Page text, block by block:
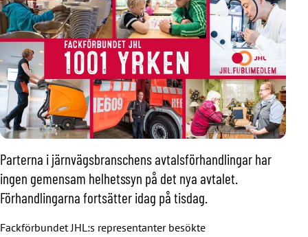
Parterna i järnvägsbranschens avtalsförhandlingar har
ingen gemensam helhetssyn på det nya avtalet.
Förhandlingarna fortsätter idag på tisdag.
Fackförbundet JHL:s representanter besökte